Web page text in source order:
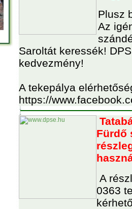
Plusz
Az
Saroltát keressék!
kedvezmény!
A tekepálya
https://
Fürdő
A
0363